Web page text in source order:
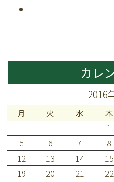
カレ
2016
月 火 水 木
1
5
6 7 8
12
13 14 15
19
20 21 22